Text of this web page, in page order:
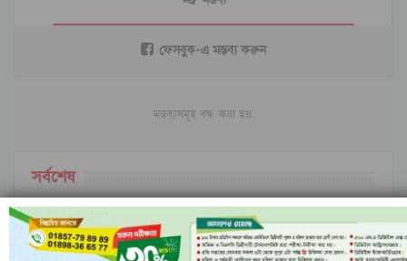
ফেসবুক-এ মন্তব্য করুন
মন্তব্যসমূহ বন্ধ করা হয়.
সর্বশেষ
ইরানি ক্ষেপণাস্ত্রের অপেক্ষায় ইসরাইল; বৈরুত হামলার
পর বাড়ছে…